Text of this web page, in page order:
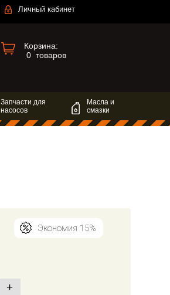
Личный кабинет
Корзина:
0 товаров
Запчасти для
насосов
Масла и
смазки
Экономия 15%
+